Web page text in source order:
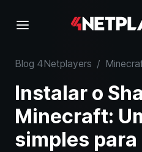
Blog 4Netplayers /
Instalar o
Minecraft:
simples